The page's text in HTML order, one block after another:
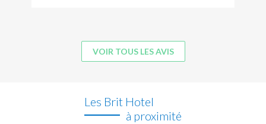
VOIR TOUS LES AVIS
Les Brit Hotel
à proximité